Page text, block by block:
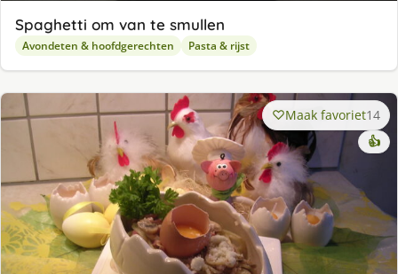
Spaghetti om van te smullen
Avondeten & hoofdgerechten Pasta & rijst
Maak favoriet14
👍